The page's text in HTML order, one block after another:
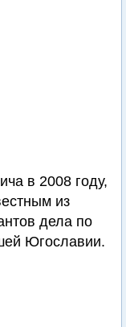
в 2008 году,
из
дела по
Югославии.